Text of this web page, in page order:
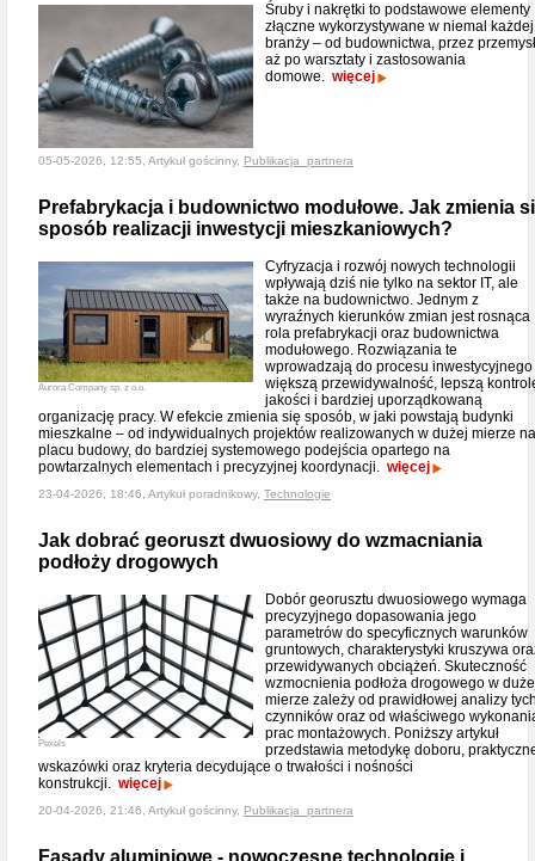
Śruby i nakrętki to podstawowe elementy
złączne wykorzystywane w niemal każdej
branży – od budownictwa, przez
aż po warsztaty i zastosowania
domowe. więcej
05-05-2026, 12:55, Artykuł gościnny, Publikacja_partnera
Prefabrykacja i budownictwo modułowe. Jak zmienia
sposób realizacji inwestycji mieszkaniowych?
Aurora Company sp. z o.o.
Cyfryzacja i rozwój nowych technologii
wpływają dziś nie tylko na sektor IT, ale
także na budownictwo. Jednym z
wyraźnych kierunków zmian jest rosnąca
rola prefabrykacji oraz budownictwa
modułowego. Rozwiązania te
wprowadzają do procesu inwestycyjnego
większą przewidywalność, lepszą
jakości i bardziej uporządkowaną
organizację pracy. W efekcie zmienia się sposób, w jaki powstają budynki
mieszkalne – od indywidualnych projektów realizowanych w dużej mierze na
placu budowy, do bardziej systemowego podejścia opartego na
powtarzalnych elementach i precyzyjnej koordynacji. więcej
23-04-2026, 18:46, Artykuł poradnikowy, Technologie
Jak dobrać georuszt dwuosiowy do wzmacniania
podłoży drogowych
Pexels
Dobór georusztu dwuosiowego wymaga
precyzyjnego dopasowania jego
parametrów do specyficznych warunków
gruntowych, charakterystyki kruszywa
przewidywanych obciążeń. Skuteczność
wzmocnienia podłoża drogowego w
mierze zależy od prawidłowej analizy
czynników oraz od właściwego
prac montażowych. Poniższy artykuł
przedstawia metodykę doboru,
wskazówki oraz kryteria decydujące o trwałości i nośności
konstrukcji. więcej
20-04-2026, 21:46, Artykuł gościnny, Publikacja_partnera
Fasady aluminiowe - nowoczesne technologie i